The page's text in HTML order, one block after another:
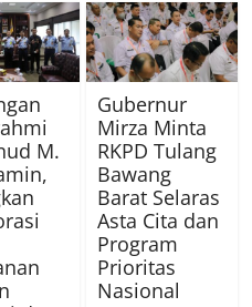
M.
Gubernur
Mirza Minta
RKPD Tulang
Bawang
Barat Selaras
Asta Cita dan
Program
Prioritas
Nasional